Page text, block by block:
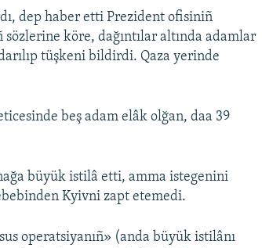
dep haber etti Prezident ofisiniñ
sözlerine köre, dağıntılar altında adamlar
tüşkeni bildirdi. Qaza yerinde
beş adam elâk olğan, daa 39
büyük istilâ etti, amma istegenini
Kyivni zapt etemedi.
operatsiyanıñ» (anda büyük istilânı